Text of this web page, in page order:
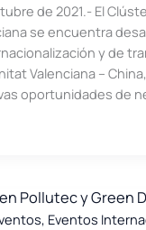
de 2021.- El
se encuentra
y de
Valenciana –
oportunidades de
Pollutec y Green
, Eventos